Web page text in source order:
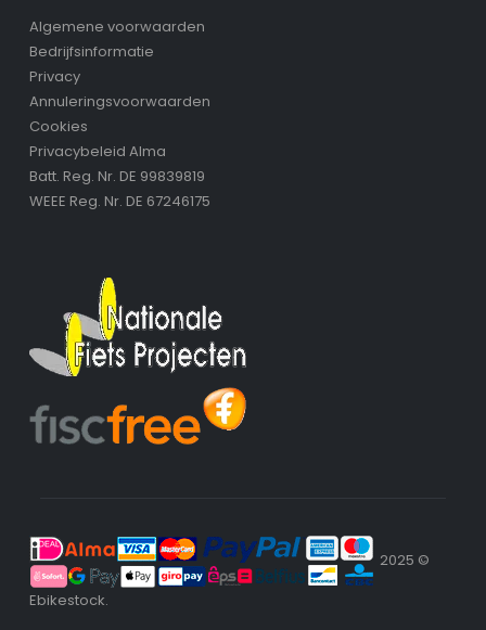
Algemene voorwaarden
Bedrijfsinformatie
Privacy
Annuleringsvoorwaarden
Cookies
Privacybeleid Alma
Batt. Reg. Nr. DE 99839819
WEEE Reg. Nr. DE 67246175
2025 ©
Ebikestock.